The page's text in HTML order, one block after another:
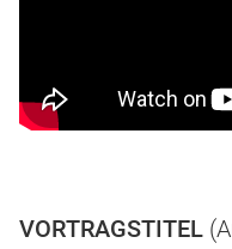
VORTRAGSTITEL